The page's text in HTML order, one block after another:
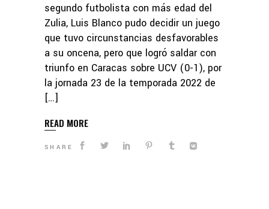
segundo futbolista con más edad del
Zulia, Luis Blanco pudo decidir un juego
que tuvo circunstancias desfavorables
a su oncena, pero que logró saldar con
triunfo en Caracas sobre UCV (0-1), por
la jornada 23 de la temporada 2022 de
[…]
READ MORE
SHARE